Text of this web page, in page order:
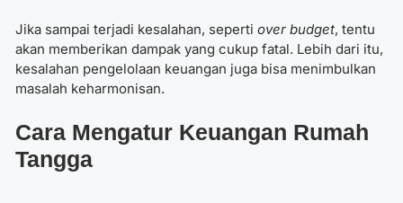
Jika sampai terjadi kesalahan, seperti over budget, tentu
akan memberikan dampak yang cukup fatal. Lebih dari itu,
kesalahan pengelolaan keuangan juga bisa menimbulkan
masalah keharmonisan.
Cara Mengatur Keuangan Rumah
Tangga